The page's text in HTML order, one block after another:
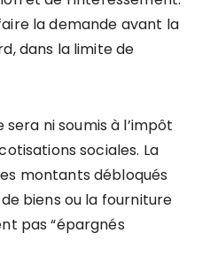
la demande avant la
dans la limite de
ni soumis à l’impôt
sociales. La
montants débloqués
biens ou la fourniture
pas “épargnés